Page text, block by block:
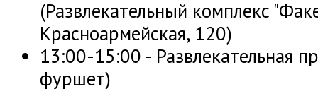
(Развлекательный комплекс
Красноармейская, 120)
13:00-15:00 - Развлекательная
фуршет)